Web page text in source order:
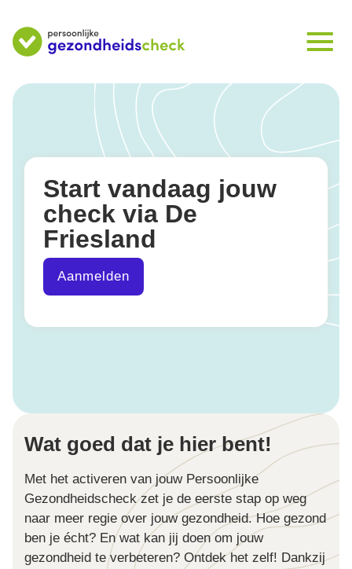
Start vandaag jouw
check via De
Friesland
Aanmelden
Wat goed dat je hier bent!
Met het activeren van jouw Persoonlijke
Gezondheidscheck zet je de eerste stap op weg
naar meer regie over jouw gezondheid. Hoe gezond
ben je écht? En wat kan jij doen om jouw
gezondheid te verbeteren? Ontdek het zelf! Dankzij